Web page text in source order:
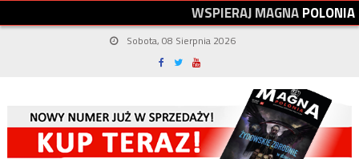
WSPIERAJMAGNAPOLONIA
Sobota, 08 Sierpnia 2026